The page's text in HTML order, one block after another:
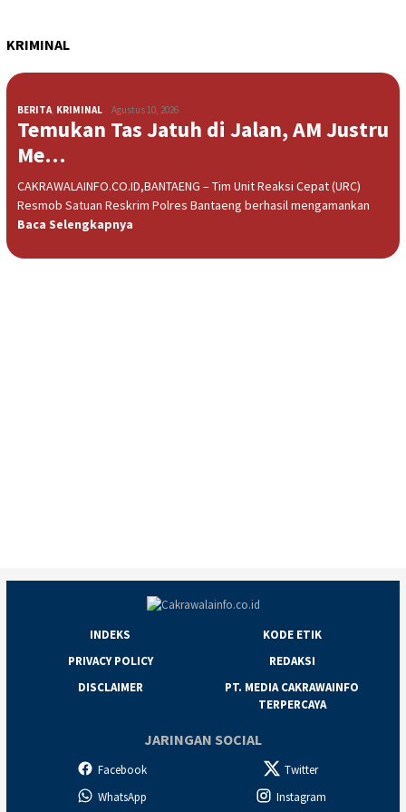
KRIMINAL
BERITA, KRIMINAL Agustus 10, 2026
Temukan Tas Jatuh di Jalan, AM Justru
Me…
CAKRAWALAINFO.CO.ID,BANTAENG – Tim Unit Reaksi Cepat (URC)
Resmob Satuan Reskrim Polres Bantaeng berhasil mengamankan
Baca Selengkapnya
INDEKS
KODE ETIK
PRIVACY POLICY
REDAKSI
DISCLAIMER
PT. MEDIA CAKRAWAINFO
TERPERCAYA
JARINGAN SOCIAL
Facebook
Twitter
WhatsApp
Instagram